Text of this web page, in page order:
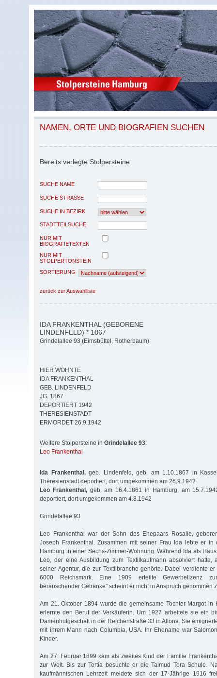
NAMEN, ORTE UND BIOGRAFIEN SUCHEN
Bereits verlegte Stolpersteine
SUCHE NAME
SUCHE STRASSE
SUCHE IN BEZIRK
STADTTEILSUCHE
NUR MIT
BIOGRAFIETEXTEN
NUR MIT
STOLPERTONSTEIN
SORTIERUNG
zurück zur Auswahlliste
IDA FRANKENTHAL (GEBORENE
LINDENFELD) * 1867
Grindelallee 93 (Eimsbüttel, Rotherbaum)
HIER WOHNTE
IDA FRANKENTHAL
GEB. LINDENFELD
JG. 1867
DEPORTIERT 1942
THERESIENSTADT
ERMORDET 26.9.1942
Weitere Stolpersteine in Grindelallee 93:
Leo Frankenthal
Ida Frankenthal,geb. Lindenfeld, geb. am 1.10.1867 in
Theresienstadt deportiert, dort umgekommen am 26.9.1942
Leo Frankenthal,geb. am 16.4.1861 in Hamburg, am
deportiert, dort umgekommen am 4.8.1942
Grindelallee 93
Leo Frankenthal war der Sohn des Ehepaars Rosalie,
Joseph Frankenthal. Zusammen mit seiner Frau Ida lebte er
Hamburg in einer Sechs-Zimmer-Wohnung. Während Ida als
Leo, der eine Ausbildung zum Textilkaufmann absolviert hatte,
seiner Agentur, die zur Textilbranche gehörte. Dabei verdiente
6000 Reichsmark. Eine 1909 erteilte Gewerbelizenz
berauschender Getränke" scheint er nicht in Anspruch genommen
Am 21. Oktober 1894 wurde die gemeinsame Tochter Margot in
erlernte den Beruf der Verkäuferin. Um 1927 arbeitete sie ein
Damenhutgeschäft in der Reichenstraße 33 in Altona. Sie
mit ihrem Mann nach Columbia, USA. Ihr Ehename war
Kinder.
Am 27. Februar 1899 kam als zweites Kind der Familie
zur Welt. Bis zur Tertia besuchte er die Talmud Tora Schule.
kaufmännischen Lehrzeit meldete sich der 17-Jährige 1916